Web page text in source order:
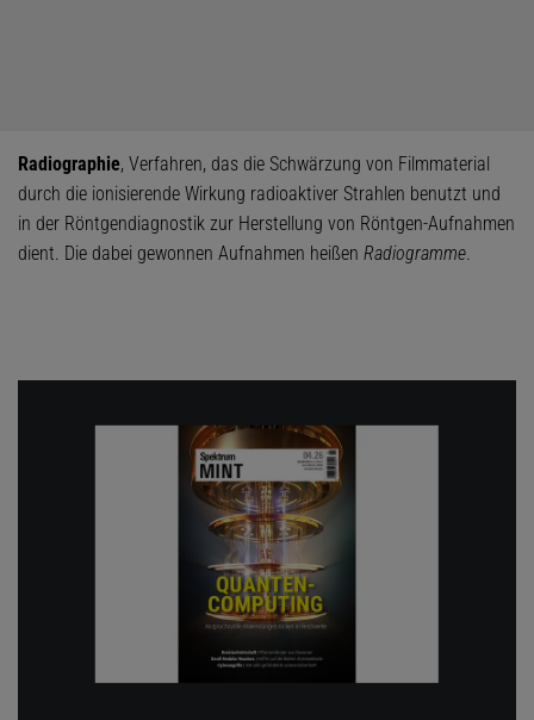
Radiographie, Verfahren, das die Schwärzung von Filmmaterial
durch die ionisierende Wirkung radioaktiver Strahlen benutzt und
in der Röntgendiagnostik zur Herstellung von Röntgen-Aufnahmen
dient. Die dabei gewonnen Aufnahmen heißen Radiogramme.